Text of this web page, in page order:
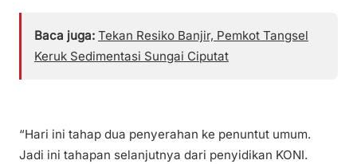
Baca juga: Tekan Resiko Banjir, Pemkot Tangsel
Keruk Sedimentasi Sungai Ciputat
“Hari ini tahap dua penyerahan ke penuntut umum.
Jadi ini tahapan selanjutnya dari penyidikan KONI.